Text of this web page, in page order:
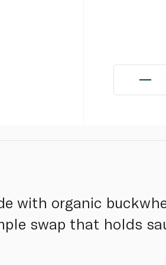
with organic
swap that holds